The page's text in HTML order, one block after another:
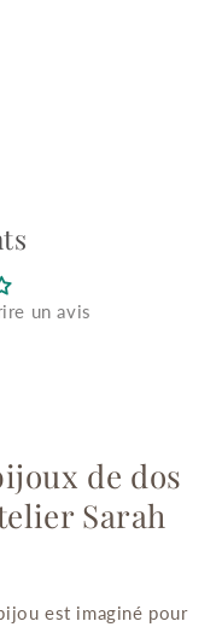
un avis
de dos
Sarah
est imaginé pour